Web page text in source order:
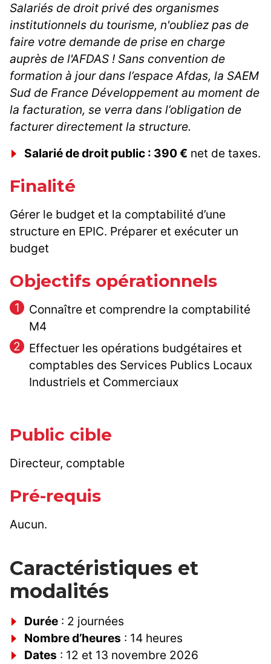
Salariés de droit privé des organismes
institutionnels du tourisme, n'oubliez pas de
faire votre demande de prise en charge
auprès de l'AFDAS ! Sans convention de
formation à jour dans l’espace Afdas, la SAEM
Sud de France Développement au moment de
la facturation, se verra dans l’obligation de
facturer directement la structure.
Salarié de droit public : 390 € net de taxes.
Finalité
Gérer le budget et la comptabilité d’une
structure en EPIC. Préparer et exécuter un
budget
Objectifs opérationnels
Connaître et comprendre la comptabilité
M4
Effectuer les opérations budgétaires et
comptables des Services Publics Locaux
Industriels et Commerciaux
Public cible
Directeur, comptable
Pré-requis
Aucun.
Caractéristiques et
modalités
Durée : 2 journées
Nombre d’heures : 14 heures
Dates : 12 et 13 novembre 2026